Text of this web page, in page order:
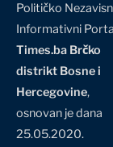
Političko
Informativni
Times.ba Brčko
distrikt Bosne i
Hercegovine,
osnovan je dana
25.05.2020.